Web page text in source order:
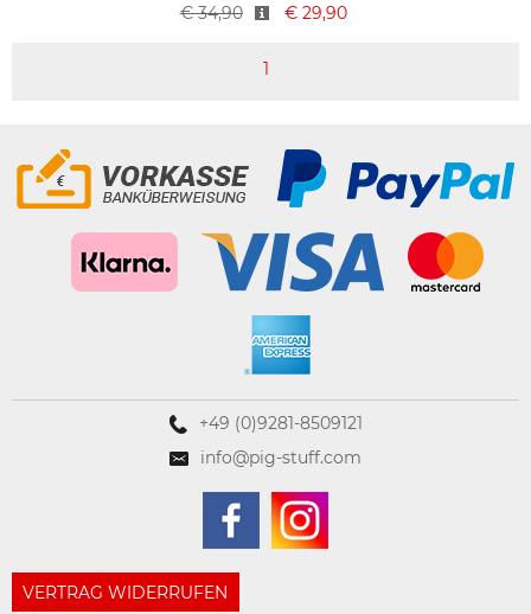
€ 34,90
€ 29,90
1
+49 (0)9281-8509121
info@pig-stuff.com
VERTRAG WIDERRUFEN